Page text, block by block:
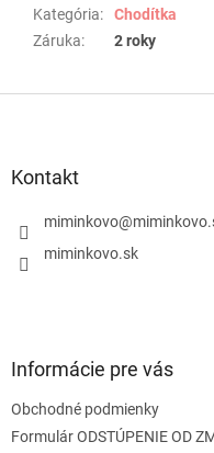
Kategória:
Chodítka
Záruka: 2 roky
Kontakt
miminkovo@
miminkovo.sk
Informácie pre vás
Obchodné podmienky
Formulár ODSTÚPENIE OD